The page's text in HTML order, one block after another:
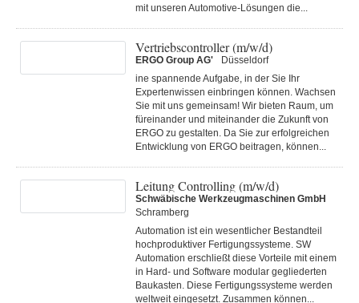
mit unseren Automotive-Lösungen die...
Vertriebscontroller (m/w/d)
ERGO Group AG'
Düsseldorf
ine spannende Aufgabe, in der Sie Ihr
Expertenwissen einbringen können. Wachsen
Sie mit uns gemeinsam! Wir bieten Raum, um
füreinander und miteinander die Zukunft von
ERGO zu gestalten. Da Sie zur erfolgreichen
Entwicklung von ERGO beitragen, können...
Leitung Controlling (m/w/d)
Schwäbische Werkzeugmaschinen GmbH
Schramberg
Automation ist ein wesentlicher Bestandteil
hochproduktiver Fertigungssysteme. SW
Automation erschließt diese Vorteile mit einem
in Hard- und Software modular gegliederten
Baukasten. Diese Fertigungs­systeme werden
weltweit eingesetzt. Zusammen können...